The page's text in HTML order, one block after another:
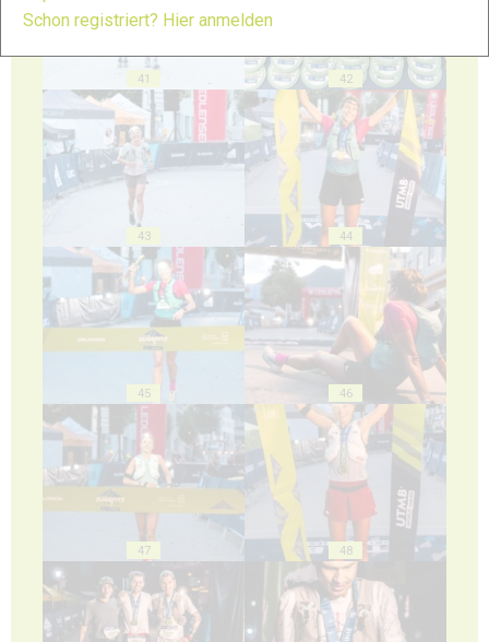
41 42
43 44
45 46
47 48
Schon registriert? Hier anmelden